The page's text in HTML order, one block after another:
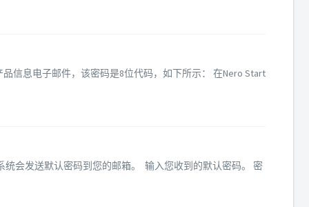
信息电子邮件，该密码是8位代码，如下所示： 在Nero Start
统会发送默认密码到您的邮箱。 输入您收到的默认密码。 密